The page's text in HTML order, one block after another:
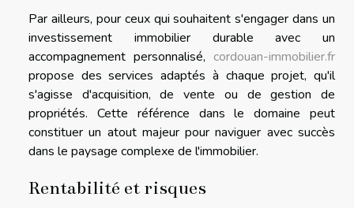
Par ailleurs, pour ceux qui souhaitent s'engager dans un
investissement immobilier durable avec un
accompagnement personnalisé, cordouan-immobilier.fr
propose des services adaptés à chaque projet, qu'il
s'agisse d'acquisition, de vente ou de gestion de
propriétés. Cette référence dans le domaine peut
constituer un atout majeur pour naviguer avec succès
dans le paysage complexe de l'immobilier.
Rentabilité et risques